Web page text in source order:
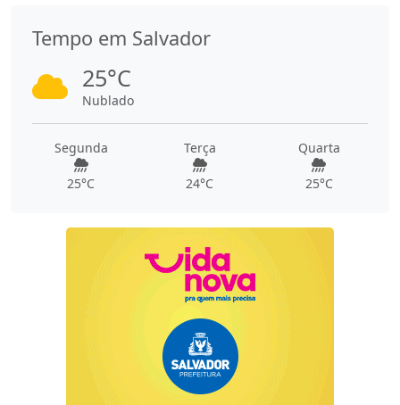
Tempo em Salvador
25°C
Nublado
Segunda
25°C
Terça
24°C
Quarta
25°C